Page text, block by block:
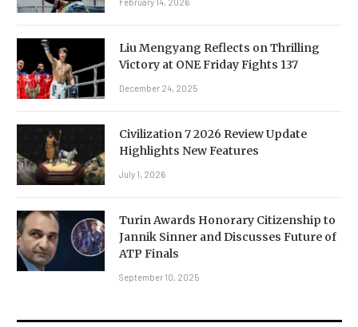
Liu Mengyang Reflects on Thrilling
Victory at ONE Friday Fights 137
December 24, 2025
Civilization 7 2026 Review Update
Highlights New Features
July 1, 2026
Turin Awards Honorary Citizenship to
Jannik Sinner and Discusses Future of
ATP Finals
September 10, 2025